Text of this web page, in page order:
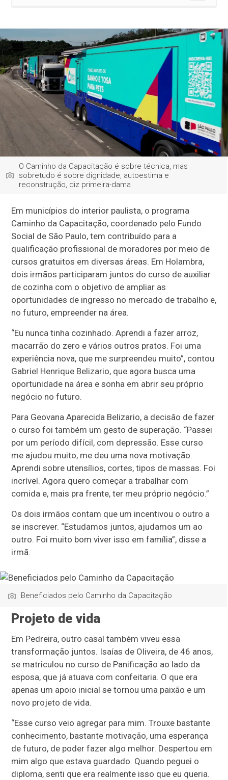
O Caminho da Capacitação é sobre técnica, mas
sobretudo é sobre dignidade, autoestima e
reconstrução, diz primeira-dama
Em municípios do interior paulista, o programa
Caminho da Capacitação, coordenado pelo Fundo
Social de São Paulo, tem contribuído para a
qualificação profissional de moradores por meio de
cursos gratuitos em diversas áreas. Em Holambra,
dois irmãos participaram juntos do curso de auxiliar
de cozinha com o objetivo de ampliar as
oportunidades de ingresso no mercado de trabalho e,
no futuro, empreender na área.
“Eu nunca tinha cozinhado. Aprendi a fazer arroz,
macarrão do zero e vários outros pratos. Foi uma
experiência nova, que me surpreendeu muito”, contou
Gabriel Henrique Belizario, que agora busca uma
oportunidade na área e sonha em abrir seu próprio
negócio no futuro.
Para Geovana Aparecida Belizario, a decisão de fazer
o curso foi também um gesto de superação. “Passei
por um período difícil, com depressão. Esse curso
me ajudou muito, me deu uma nova motivação.
Aprendi sobre utensílios, cortes, tipos de massas. Foi
incrível. Agora quero começar a trabalhar com
comida e, mais pra frente, ter meu próprio negócio.”
Os dois irmãos contam que um incentivou o outro a
se inscrever. “Estudamos juntos, ajudamos um ao
outro. Foi muito bom viver isso em família”, disse a
irmã.
Beneficiados pelo Caminho da Capacitação
Projeto de vida
Em Pedreira, outro casal também viveu essa
transformação juntos. Isaías de Oliveira, de 46 anos,
se matriculou no curso de Panificação ao lado da
esposa, que já atuava com confeitaria. O que era
apenas um apoio inicial se tornou uma paixão e um
novo projeto de vida.
“Esse curso veio agregar para mim. Trouxe bastante
conhecimento, bastante motivação, uma esperança
de futuro, de poder fazer algo melhor. Despertou em
mim algo que estava guardado. Quando peguei o
diploma, senti que era realmente isso que eu queria.